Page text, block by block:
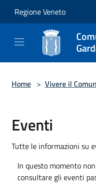
Regione Veneto
Home > Vivere il
Eventi
Tutte le informazioni su
In questo momento
consultare gli eventi